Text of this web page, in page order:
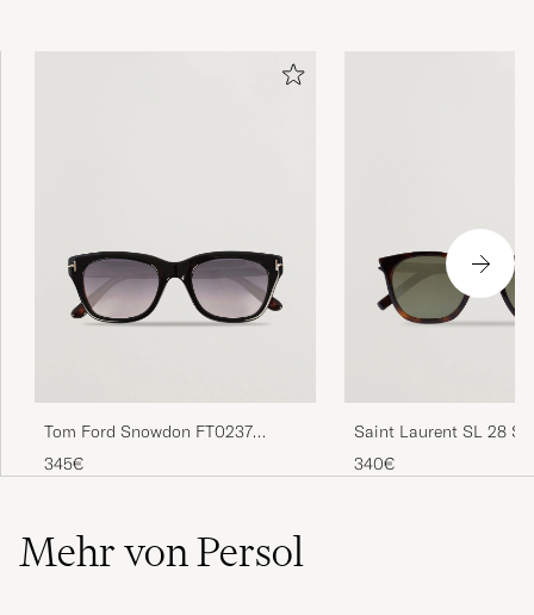
Tom Ford Snowdon FT0237
Sunglasses Black
345€
Saint Laurent SL 28
Havana/Green
340€
Mehr von Persol